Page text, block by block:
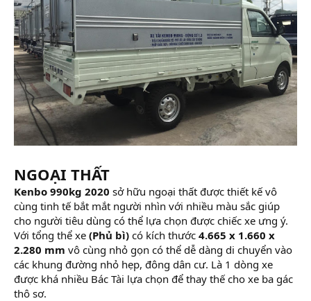
NGOẠI THẤT
Kenbo 990kg 2020 sở hữu ngoại thất được thiết kế vô
cùng tinh tế bắt mắt người nhìn với nhiều màu sắc giúp
cho người tiêu dùng có thể lựa chọn được chiếc xe ưng ý.
Với tổng thể xe (Phủ bì) có kích thước 4.665 x 1.660 x
2.280 mm vô cùng nhỏ gọn có thể dễ dàng di chuyển vào
các khung đường nhỏ hẹp, đông dân cư. Là 1 dòng xe
được khá nhiều Bác Tài lựa chọn để thay thế cho xe ba gác
thô sơ.